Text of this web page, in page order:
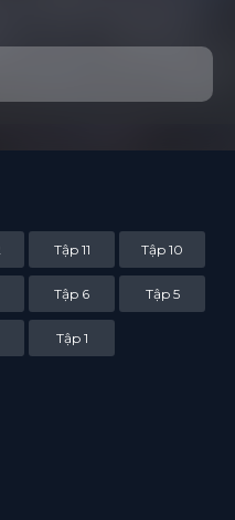
Tập 11 Tập 10
Tập 6 Tập 5
Tập 1